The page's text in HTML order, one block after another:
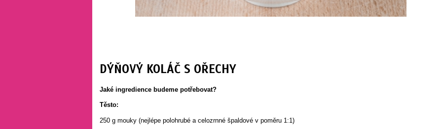
DÝŇOVÝ KOLÁČ S OŘECHY
Jaké ingredience budeme potřebovat?
Těsto:
250 g mouky (nejlépe polohrubé a celozrnné špaldové v poměru 1:1)